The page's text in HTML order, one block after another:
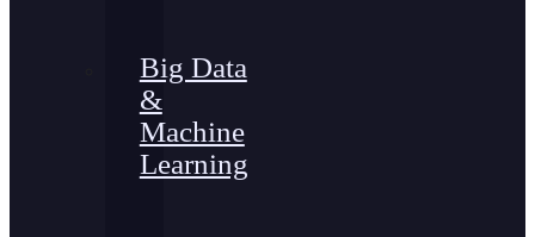
Big Data
&
Machine
Learning